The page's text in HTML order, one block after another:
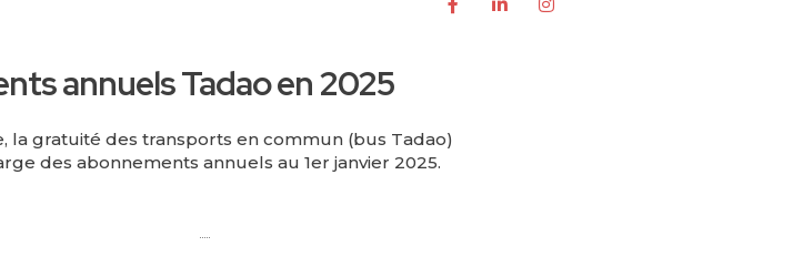
annuels Tadao en 2025
la gratuité des transports en commun (bus Tadao)
des abonnements annuels au 1er janvier 2025.